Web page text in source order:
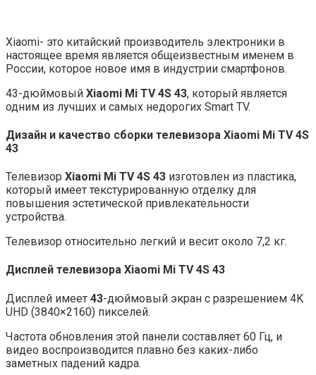
Xiaomi- это китайский производитель электроники в
настоящее время является общеизвестным именем в
России, которое новое имя в индустрии смартфонов.
43-дюймовый Xiaomi Mi TV 4S 43, который является
одним из лучших и самых недорогих Smart TV.
Дизайн и качество сборки телевизора Xiaomi Mi TV 4S
43
Телевизор Xiaomi Mi TV 4S 43 изготовлен из пластика,
который имеет текстурированную отделку для
повышения эстетической привлекательности
устройства.
Телевизор относительно легкий и весит около 7,2 кг.
Дисплей телевизора Xiaomi Mi TV 4S 43
Дисплей имеет 43-дюймовый экран с разрешением 4K
UHD (3840×2160) пикселей.
Частота обновления этой панели составляет 60 Гц, и
видео воспроизводится плавно без каких-либо
заметных падений кадра.